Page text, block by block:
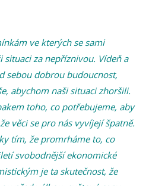
ve kterých se sami
situaci za nepříznivou. Vídeň a
sebou dobrou budoucnost,
abychom naši situaci zhoršili.
toho, co potřebujeme, aby
věci se pro nás vyvíjejí špatně.
tím, že promrháme to, co
svobodnější ekonomické
je ta skutečnost, že